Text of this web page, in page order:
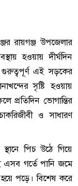
রায়গঞ্জ উপজেলার
হওয়ায় দীর্ঘদিন
গুরুত্বপূর্ণ এই সড়কের
সৃষ্টি হওয়ায়
প্রতিদিন ভোগান্তির
ও সাধারণ
পিচ উঠে গিয়ে
এসব গর্তে পানি জমে
পড়ে। বিশেষ করে